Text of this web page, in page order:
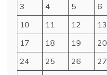
3
4 5 6
10
11 12 13
17
18 19 20
24
25 26 27